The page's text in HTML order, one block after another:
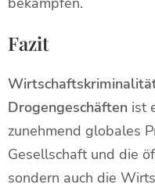
Fazit
Drogengeschäften ist
zunehmend globales
Gesellschaft und die
sondern auch die